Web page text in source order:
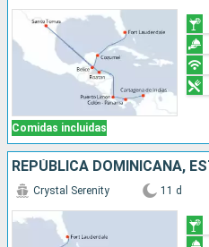
Comidas incluidas
Crystal Serenity 11 d